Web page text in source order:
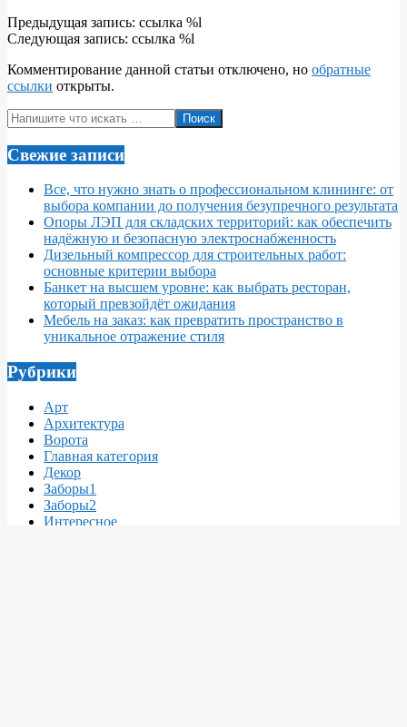
2025-
07-
Предыдущая запись: ссылка %l
Следующая запись: ссылка %l
Комментирование данной статьи отключено, но обратные
ссылки открыты.
Поиск
Свежие записи
Все, что нужно знать о профессиональном клининге: от
выбора компании до получения безупречного результата
Опоры ЛЭП для складских территорий: как обеспечить
надёжную и безопасную электроснабженность
Дизельный компрессор для строительных работ:
основные критерии выбора
Банкет на высшем уровне: как выбрать ресторан,
который превзойдёт ожидания
Мебель на заказ: как превратить пространство в
уникальное отражение стиля
Рубрики
Арт
Архитектура
Ворота
Главная категория
Декор
Заборы1
Заборы2
Интересное